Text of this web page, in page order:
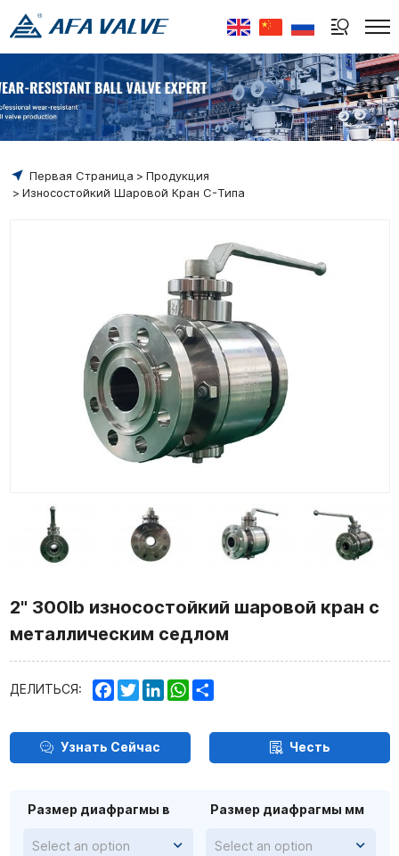
Select Language
Первая Страница
Продукция
Износостойкий Шаровой Кран C-Типа
2" 300lb износостойкий шаровой кран с
металлическим седлом
ДЕЛИТЬСЯ: Facebook
TwitterLinkedInWhatsApp
Share
Узнать Сейчас Честь
Размер диафрагмы мм
Select an option
Размер диафрагмы в
Select an option